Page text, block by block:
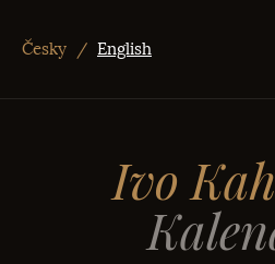
Česky / English
Ivo